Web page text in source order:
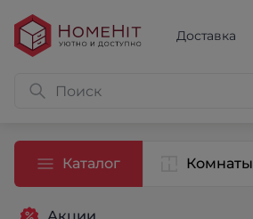
Доставка
Каталог Комнаты